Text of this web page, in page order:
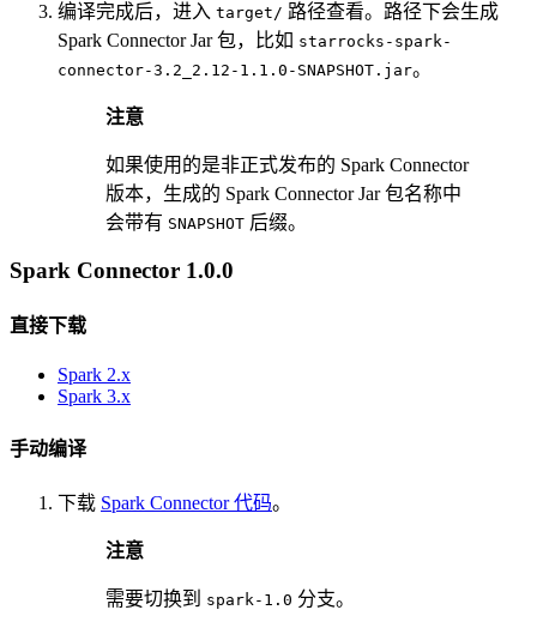
编译完成后，进入 target/ 路径查看。路径下会生成
Spark Connector Jar 包，比如 starrocks-spark-
connector-3.2_2.12-1.1.0-SNAPSHOT.jar。
注意
如果使用的是非正式发布的 Spark Connector
版本，生成的 Spark Connector Jar 包名称中
会带有 SNAPSHOT 后缀。
Spark Connector 1.0.0
直接下载
Spark 2.x
Spark 3.x
手动编译
下载 Spark Connector 代码。
注意
需要切换到 spark-1.0 分支。